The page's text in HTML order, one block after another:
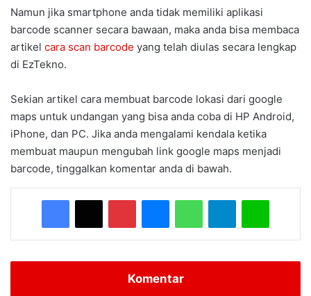
Namun jika smartphone anda tidak memiliki aplikasi
barcode scanner secara bawaan, maka anda bisa membaca
artikel cara scan barcode yang telah diulas secara lengkap
di EzTekno.
Sekian artikel cara membuat barcode lokasi dari google
maps untuk undangan yang bisa anda coba di HP Android,
iPhone, dan PC. Jika anda mengalami kendala ketika
membuat maupun mengubah link google maps menjadi
barcode, tinggalkan komentar anda di bawah.
Facebook
X PinterestMessengerWhatsAppTelegramLine
Komentar